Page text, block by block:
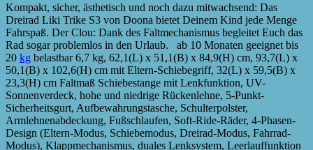
Kompakt, sicher, ästhetisch und noch dazu mitwachsend: Das
Dreirad Liki Trike S3 von Doona bietet Deinem Kind jede Menge
Fahrspaß. Der Clou: Dank des Faltmechanismus begleitet Euch das
Rad sogar problemlos in den Urlaub. ab 10 Monaten geeignet bis
20 kg belastbar 6,7 kg, 62,1(L) x 51,1(B) x 84,9(H) cm, 93,7(L) x
50,1(B) x 102,6(H) cm mit Eltern-Schiebegriff, 32(L) x 59,5(B) x
23,3(H) cm Faltmaß Schiebestange mit Lenkfunktion, UV-
Sonnenverdeck, hohe und niedrige Rückenlehne, 5-Punkt-
Sicherheitsgurt, Aufbewahrungstasche, Schulterpolster,
Armlehnenabdeckung, Fußschlaufen, Soft-Ride-Räder, 4-Phasen-
Design (Eltern-Modus, Schiebemodus, Dreirad-Modus, Fahrrad-
Modus), Klappmechanismus, duales Lenksystem, Leerlauffunktion